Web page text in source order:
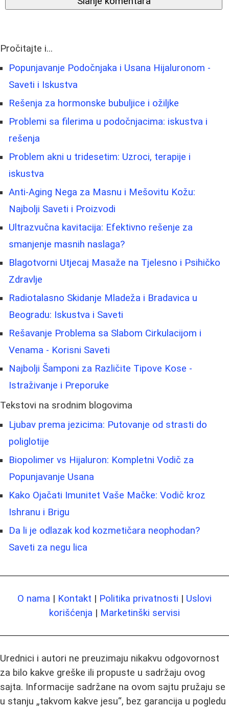
Pročitajte i...
Popunjavanje Podočnjaka i Usana Hijaluronom -
Saveti i Iskustva
Rešenja za hormonske bubuljice i ožiljke
Problemi sa filerima u podočnjacima: iskustva i
rešenja
Problem akni u tridesetim: Uzroci, terapije i
iskustva
Anti-Aging Nega za Masnu i Mešovitu Kožu:
Najbolji Saveti i Proizvodi
Ultrazvučna kavitacija: Efektivno rešenje za
smanjenje masnih naslaga?
Blagotvorni Utjecaj Masaže na Tjelesno i Psihičko
Zdravlje
Radiotalasno Skidanje Mladeža i Bradavica u
Beogradu: Iskustva i Saveti
Rešavanje Problema sa Slabom Cirkulacijom i
Venama - Korisni Saveti
Najbolji Šamponi za Različite Tipove Kose -
Istraživanje i Preporuke
Tekstovi na srodnim blogovima
Ljubav prema jezicima: Putovanje od strasti do
poliglotije
Biopolimer vs Hijaluron: Kompletni Vodič za
Popunjavanje Usana
Kako Ojačati Imunitet Vaše Mačke: Vodič kroz
Ishranu i Brigu
Da li je odlazak kod kozmetičara neophodan?
Saveti za negu lica
O nama | Kontakt | Politika privatnosti | Uslovi
korišćenja | Marketinški servisi
Urednici i autori ne preuzimaju nikakvu odgovornost
za bilo kakve greške ili propuste u sadržaju ovog
sajta. Informacije sadržane na ovom sajtu pružaju se
u stanju „takvom kakve jesu“, bez garancija u pogledu